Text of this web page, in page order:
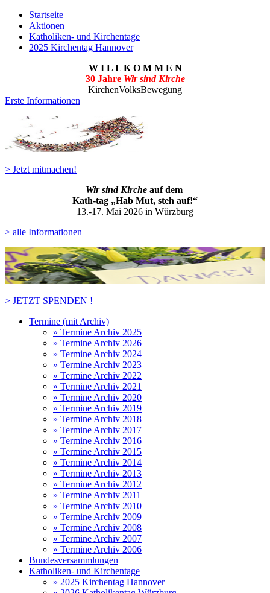
Startseite
Aktionen
Katholiken- und Kirchentage
2025 Kirchentag Hannover
W I L L K O M M E N
30 Jahre Wir sind Kirche
KirchenVolksBewegung
Erste Informationen
> Jetzt mitmachen!
Wir sind Kirche auf dem
Kath-tag „Hab Mut, steh auf!“
13.-17. Mai 2026 in Würzburg
> alle Informationen
> JETZT SPENDEN !
Termine (mit Archiv)
» Termine Archiv 2025
» Termine Archiv 2026
» Termine Archiv 2024
» Termine Archiv 2023
» Termine Archiv 2022
» Termine Archiv 2021
» Termine Archiv 2020
» Termine Archiv 2019
» Termine Archiv 2018
» Termine Archiv 2017
» Termine Archiv 2016
» Termine Archiv 2015
» Termine Archiv 2014
» Termine Archiv 2013
» Termine Archiv 2012
» Termine Archiv 2011
» Termine Archiv 2010
» Termine Archiv 2009
» Termine Archiv 2008
» Termine Archiv 2007
» Termine Archiv 2006
Bundesversammlungen
Katholiken- und Kirchentage
» 2025 Kirchentag Hannover